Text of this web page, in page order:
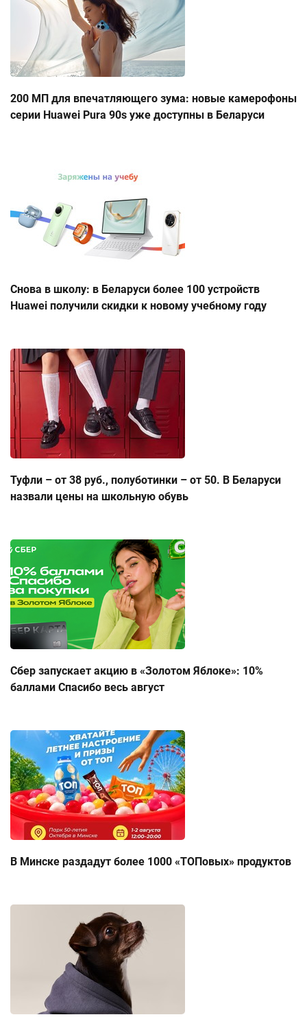
200 МП для впечатляющего зума: новые камерофоны
серии Huawei Pura 90s уже доступны в Беларуси
Снова в школу: в Беларуси более 100 устройств
Huawei получили скидки к новому учебному году
Туфли – от 38 руб., полуботинки – от 50. В Беларуси
назвали цены на школьную обувь
Сбер запускает акцию в «Золотом Яблоке»: 10%
баллами Спасибо весь август
В Минске раздадут более 1000 «ТОПовых» продуктов